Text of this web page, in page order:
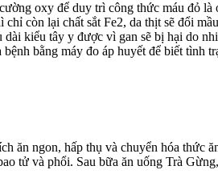
oxy để duy trì công thức máu đỏ
còn lại chất sắt Fe2, da thịt sẽ đổi
kiểu tây y được vì gan sẽ bị hại do
bằng máy đo áp huyết để biết
ăn ngon, hấp thụ và chuyển hóa thức
tử và phổi. Sau bữa ăn uống Trà